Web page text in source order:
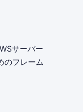
サーバー
のフレーム